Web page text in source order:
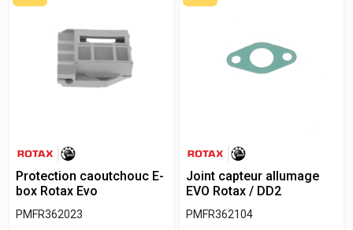
Protection caoutchouc E-
box Rotax Evo
PMFR362023
Joint capteur allumage
EVO Rotax / DD2
PMFR362104